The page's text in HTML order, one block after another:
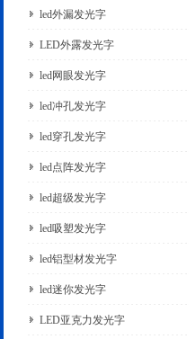
led外漏发光字
LED外露发光字
led网眼发光字
led冲孔发光字
led穿孔发光字
led点阵发光字
led超级发光字
led吸塑发光字
led铝型材发光字
led迷你发光字
LED亚克力发光字